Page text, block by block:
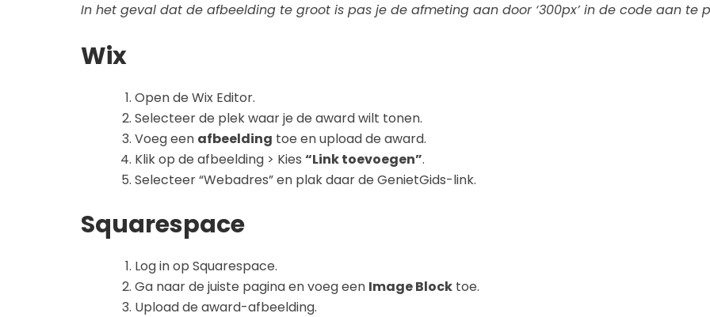
In het geval dat de afbeelding te groot is pas je de afmeting aan door ‘300px’ in de code aan te
Wix
Open de Wix Editor.
Selecteer de plek waar je de award wilt tonen.
Voeg een afbeelding toe en upload de award.
Klik op de afbeelding > Kies “Link toevoegen”.
Selecteer “Webadres” en plak daar de GenietGids-link.
Squarespace
Log in op Squarespace.
Ga naar de juiste pagina en voeg een Image Block toe.
Upload de award-afbeelding.